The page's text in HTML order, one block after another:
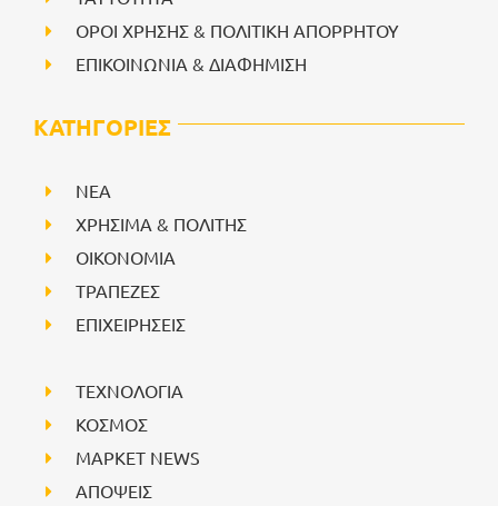
ΟΡΟΙ ΧΡΗΣΗΣ & ΠΟΛΙΤΙΚΗ ΑΠΟΡΡΗΤΟΥ
ΕΠΙΚΟΙΝΩΝΙΑ & ΔΙΑΦΗΜΙΣΗ
ΚΑΤΗΓΟΡΙΕΣ
NEA
ΧΡΗΣΙΜΑ & ΠΟΛΙΤΗΣ
ΟΙΚΟΝΟΜΙΑ
ΤΡΑΠΕΖΕΣ
ΕΠΙΧΕΙΡΗΣΕΙΣ
ΤΕΧΝΟΛΟΓΙΑ
ΚΟΣΜΟΣ
ΜΑΡΚΕΤ NEWS
ΑΠΟΨΕΙΣ